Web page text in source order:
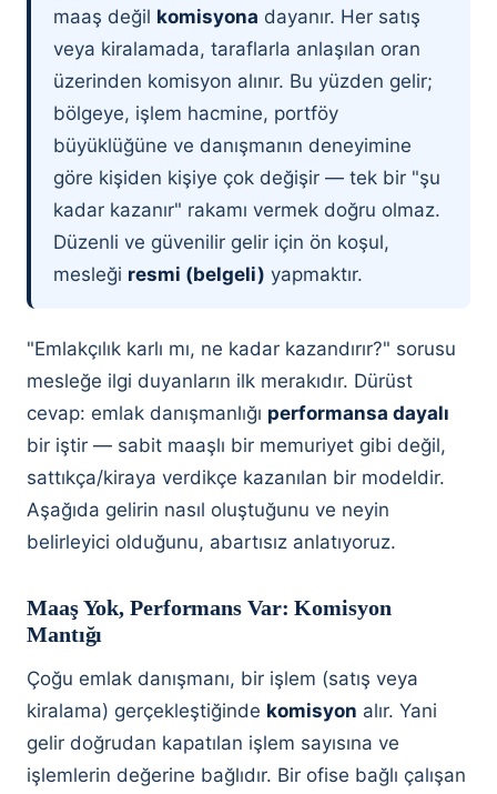
maaş değil komisyona dayanır. Her satış
veya kiralamada, taraflarla anlaşılan oran
üzerinden komisyon alınır. Bu yüzden gelir;
bölgeye, işlem hacmine, portföy
büyüklüğüne ve danışmanın deneyimine
göre kişiden kişiye çok değişir — tek bir "şu
kadar kazanır" rakamı vermek doğru olmaz.
Düzenli ve güvenilir gelir için ön koşul,
mesleği resmi (belgeli) yapmaktır.
"Emlakçılık karlı mı, ne kadar kazandırır?" sorusu
mesleğe ilgi duyanların ilk merakıdır. Dürüst
cevap: emlak danışmanlığı performansa dayalı
bir iştir — sabit maaşlı bir memuriyet gibi değil,
sattıkça/kiraya verdikçe kazanılan bir modeldir.
Aşağıda gelirin nasıl oluştuğunu ve neyin
belirleyici olduğunu, abartısız anlatıyoruz.
Maaş Yok, Performans Var: Komisyon
Mantığı
Çoğu emlak danışmanı, bir işlem (satış veya
kiralama) gerçekleştiğinde komisyon alır. Yani
gelir doğrudan kapatılan işlem sayısına ve
işlemlerin değerine bağlıdır. Bir ofise bağlı çalışan